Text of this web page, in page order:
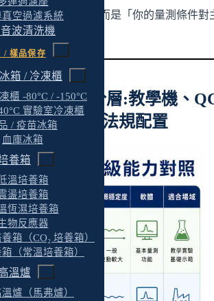
真空過濾系統
波清洗機
/ 樣品保存
箱 / 冷凍櫃
櫃 -80°C / -150°C
實驗室冷凍櫃
/ 疫苗冰箱
血庫冰箱
養箱
溫培養箱
盪培養箱
恆濕培養箱
物反應器
箱（CO₂ 培養箱）
（常溫培養箱）
溫爐
爐（馬弗爐）
閱讀
不是「預算有多少」,而是「你的量測條件對
要求」。
Vis 的能力分層:教學機、
格、研究級、法規配置